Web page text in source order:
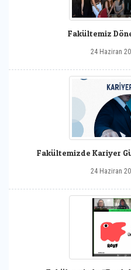
Fakültemiz
24 Haziran
Fakültemizde Kariyer
24 Haziran